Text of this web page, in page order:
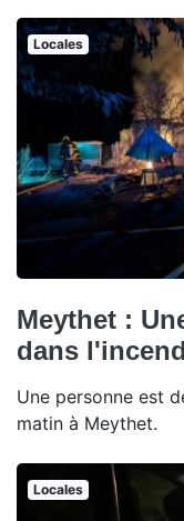
Locales
Meythet :
dans
Une personne est
matin à Meythet.
Locales